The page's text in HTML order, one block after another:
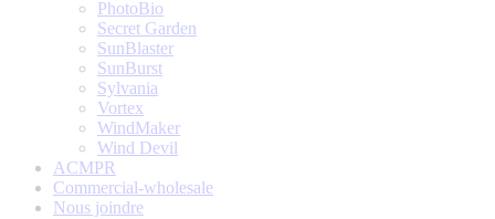
PhotoBio
Secret Garden
SunBlaster
SunBurst
Sylvania
Vortex
WindMaker
Wind Devil
ACMPR
Commercial-wholesale
Nous joindre